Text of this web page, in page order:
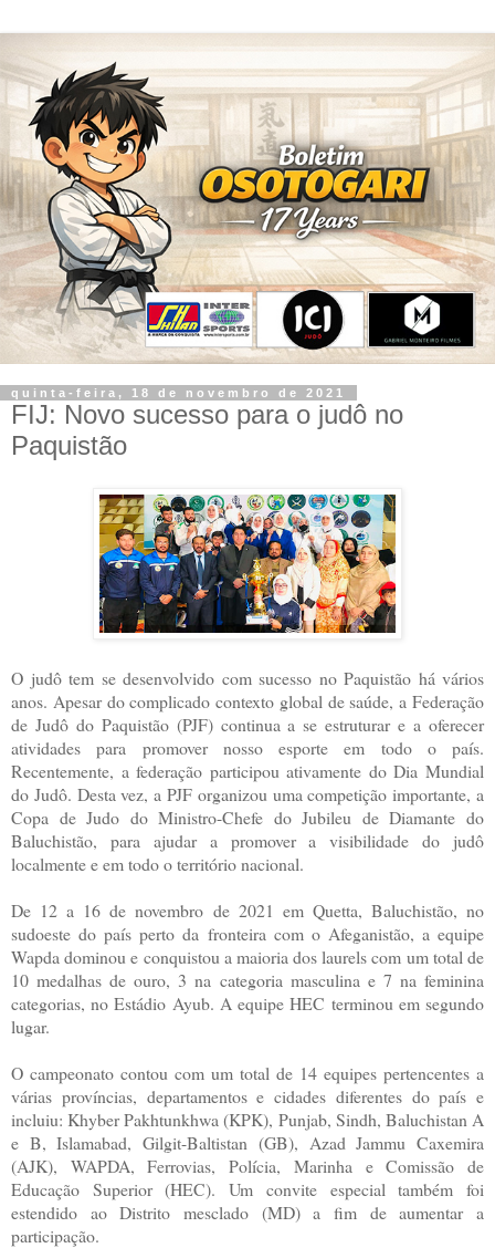
quinta-feira, 18 de novembro de 2021
FIJ: Novo sucesso para o judô no
Paquistão
O judô tem se desenvolvido com sucesso no Paquistão há vários
anos. Apesar do complicado contexto global de saúde, a Federação
de Judô do Paquistão (PJF) continua a se estruturar e a oferecer
atividades para promover nosso esporte em todo o país.
Recentemente, a federação participou ativamente do Dia Mundial
do Judô. Desta vez, a PJF organizou uma competição importante, a
Copa de Judo do Ministro-Chefe do Jubileu de Diamante do
Baluchistão, para ajudar a promover a visibilidade do judô
localmente e em todo o território nacional.
De 12 a 16 de novembro de 2021 em Quetta, Baluchistão, no
sudoeste do país perto da fronteira com o Afeganistão, a equipe
Wapda dominou e conquistou a maioria dos laurels com um total de
10 medalhas de ouro, 3 na categoria masculina e 7 na feminina
categorias, no Estádio Ayub. A equipe HEC terminou em segundo
lugar.
O campeonato contou com um total de 14 equipes pertencentes a
várias províncias, departamentos e cidades diferentes do país e
incluiu: Khyber Pakhtunkhwa (KPK), Punjab, Sindh, Baluchistan A
e B, Islamabad, Gilgit-Baltistan (GB), Azad Jammu Caxemira
(AJK), WAPDA, Ferrovias, Polícia, Marinha e Comissão de
Educação Superior (HEC). Um convite especial também foi
estendido ao Distrito mesclado (MD) a fim de aumentar a
participação.